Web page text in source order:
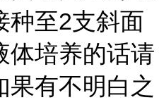
种至2支斜面
体培养的话请
果有不明白之